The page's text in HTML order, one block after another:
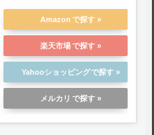
Amazon
楽天市場
Yahooショッピング
メルカリ